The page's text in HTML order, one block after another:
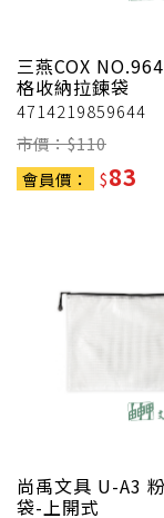
三燕COX
格收納拉鍊袋
4714219859644
市價：$110
會員價：
$83
尚禹文具 U-A3
袋-上開式